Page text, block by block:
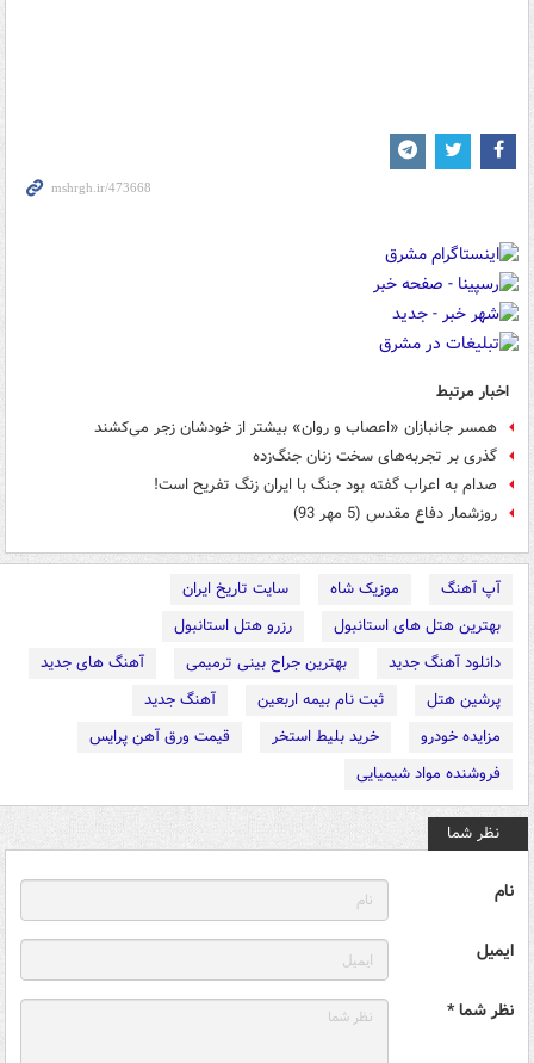
اخبار مرتبط
همسر جانبازان «اعصاب و روان» بیشتر از خودشان زجر می‌کشند
گذری بر تجربه‌های سخت زنان جنگ‌زده
صدام به اعراب گفته بود جنگ با ايران زنگ تفريح است!
روزشمار دفاع مقدس (5 مهر 93)
آپ آهنگ موزیک شاه
سایت تاریخ ایران
بهترین هتل های استانبول
رزرو هتل استانبول
دانلود آهنگ جدید
بهترین جراح بینی ترمیمی
آهنگ های جدید
پرشین هتل
ثبت نام بیمه اربعین
آهنگ جدید
مزایده خودرو
خرید بلیط استخر
قیمت ورق آهن پرایس
فروشنده مواد شیمیایی
نظر شما
نام
ایمیل
نظر شما *